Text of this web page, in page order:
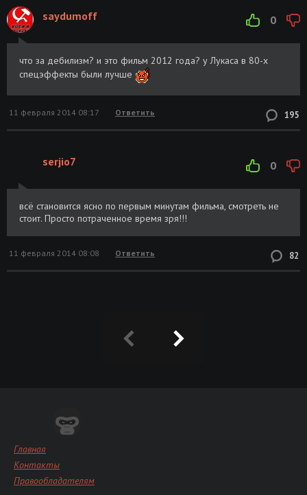
0
saydumoff
что за дебилизм? и это фильм 2012 года? у Лукаса в 80-х
спецэффекты были лучше
195
11 февраля 2014 08:17 Ответить
0
serjio7
всё становится ясно по первым минутам фильма, смотреть не
стоит. Просто потраченное время зря!!!
82
11 февраля 2014 08:08 Ответить
Главная
Контакты
Правообладателям